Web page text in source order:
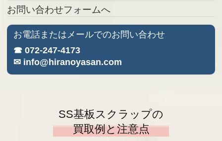
お問い合わせフォームへ
お電話またはメールでのお問い合わせ
☎ 072-247-4173
✉ info@hiranoyasan.com
SS基板スクラップの
買取例と注意点